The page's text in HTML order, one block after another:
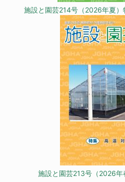
施設と園芸214号（2026年夏
施設と園芸213号（2026